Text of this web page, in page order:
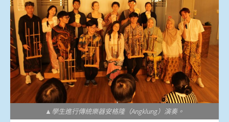
▲學生進行傳統樂器安格隆（Angklung）演奏。